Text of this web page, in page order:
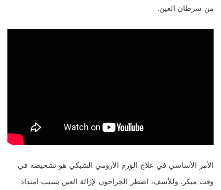
من سرطان العين.
الأمر الأساسي في علاج الورم الأرومي الشبكي هو تشخيصه في
وقت مبكر. وللأسف، اضطر الجراحون لإزالة العين بسبب امتداد